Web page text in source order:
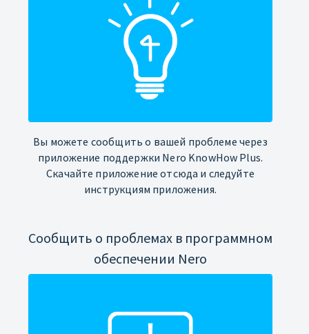
Вы можете сообщить о вашей проблеме через
приложение поддержки Nero KnowHow Plus.
Скачайте приложение отсюда и следуйте
инструкциям приложения.
Сообщить о проблемах в программном
обеспечении Nero